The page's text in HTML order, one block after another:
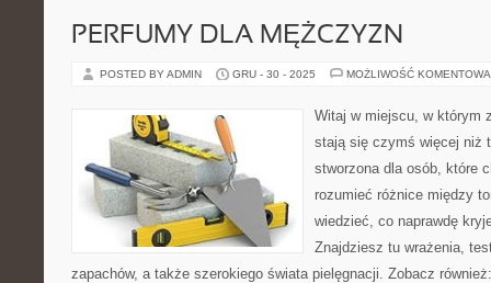
PERFUMY DLA MĘŻCZYZN
POSTED BY ADMIN GRU - 30 - 2025 MOŻLIWOŚĆ
Witaj w miejscu, w którym
stają się czymś więcej niż
stworzona dla osób, które
rozumieć różnice między
wiedzieć, co naprawdę
Znajdziesz tu wrażenia,
zapachów, a także szerokiego świata pielęgnacji. Zobacz